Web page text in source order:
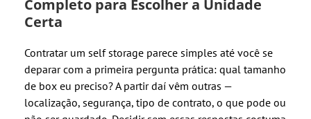
Completo para Escolher a Unidade
Certa
Contratar um self storage parece simples até você se
deparar com a primeira pergunta prática: qual tamanho
de box eu preciso? A partir daí vêm outras —
localização, segurança, tipo de contrato, o que pode ou